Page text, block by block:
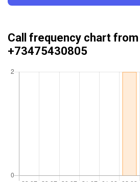
Call frequency chart
+73475430805